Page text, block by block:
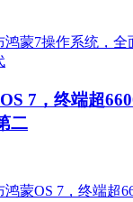
7，终端超
二